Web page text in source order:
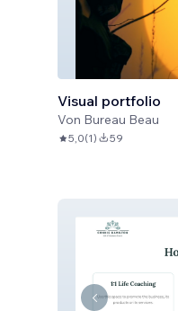
Visual portfolio
Von Bureau Beau
5,0(1) 59